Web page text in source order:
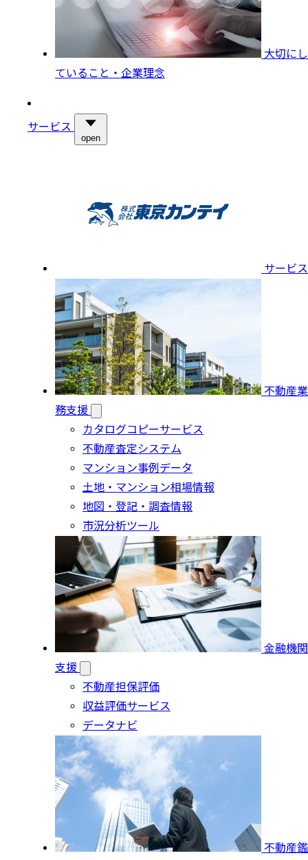
大切にし
ていること・企業理念
サービス
open
サービス
不動産業
務支援
カタログコピーサービス
不動産査定システム
マンション事例データ
土地・マンション相場情報
地図・登記・調査情報
市況分析ツール
金融機関
支援
不動産担保評価
収益評価サービス
データナビ
不動産鑑